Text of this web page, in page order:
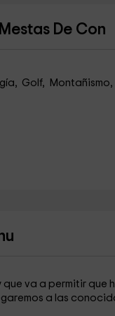
De Con
Golf,
va a permitir que
a las